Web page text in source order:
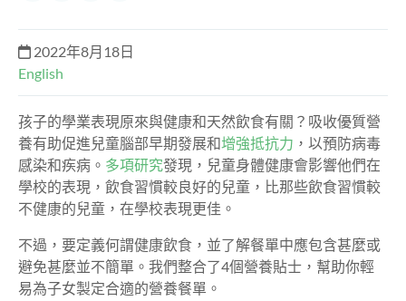
2022年8月18日
English
孩子的學業表現原來與健康和天然飲食有關？吸收優質營
養有助促進兒童腦部早期發展和增強抵抗力 ，以預防病毒
感染和疾病。 多項研究發現，兒童身體健康會影響他們在
學校的表現，飲食習慣較良好的兒童，比那些飲食習慣較
不健康的兒童，在學校表現更佳。
不過，要定義何謂健康飲食，並了解餐單中應包含甚麼或
避免甚麼並不簡單。我們整合了4個營養貼士，幫助你輕
易為子女製定合適的營養餐單。